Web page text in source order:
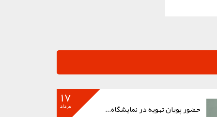
حضور پویان تهویه در نمایشگاه... 17
مرداد